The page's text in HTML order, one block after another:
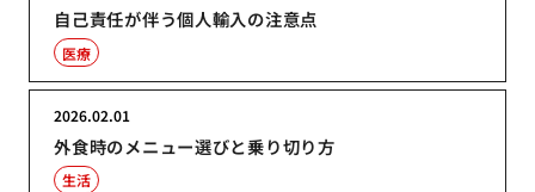
自己責任が伴う個人輸入の注意点
医療
外食時のメニュー選びと乗り切り方
2026.02.01
生活